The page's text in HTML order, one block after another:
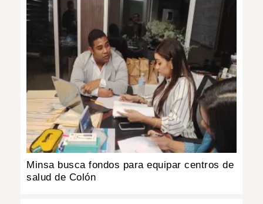
Minsa busca fondos para equipar centros de
salud de Colón